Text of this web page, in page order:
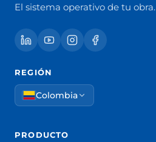
El sistema operativo de tu obra.
REGIÓN
Colombia
PRODUCTO